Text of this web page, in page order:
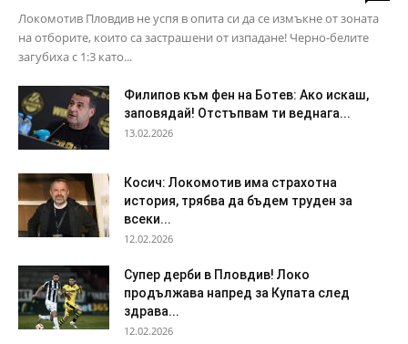
Локомотив Пловдив не успя в опита си да се измъкне от зоната
на отборите, които са застрашени от изпадане! Черно-белите
загубиха с 1:3 като...
Филипов към фен на Ботев: Ако искаш,
заповядай! Отстъпвам ти веднага...
13.02.2026
Косич: Локомотив има страхотна
история, трябва да бъдем труден за
всеки...
12.02.2026
Супер дерби в Пловдив! Локо
продължава напред за Купата след
здрава...
12.02.2026